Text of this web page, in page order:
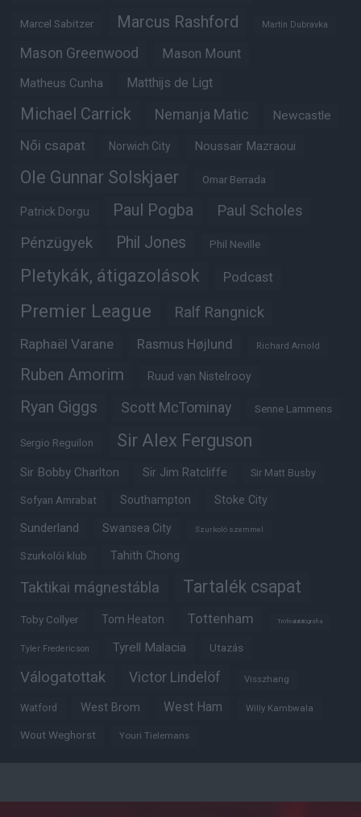
Marcel Sabitzer Marcus Rashford Martin Dubravka
Mason Greenwood Mason Mount
Matheus Cunha Matthijs de Ligt
Michael Carrick Nemanja Matic Newcastle
Női csapat Norwich City Noussair Mazraoui
Ole Gunnar Solskjaer Omar Berrada
Patrick Dorgu Paul Pogba Paul Scholes
Pénzügyek Phil Jones Phil Neville
Pletykák, átigazolások Podcast
Premier League Ralf Rangnick
Raphaël Varane Rasmus Højlund Richard Arnold
Ruben Amorim Ruud van Nistelrooy
Ryan Giggs Scott McTominay Senne Lammens
Sergio Reguilon Sir Alex Ferguson
Sir Bobby Charlton Sir Jim Ratcliffe Sir Matt Busby
Sofyan Amrabat Southampton Stoke City
Sunderland Swansea City Szurkoló szemmel
Szurkolói klub Tahith Chong
Taktikai mágnestábla Tartalék csapat
Toby Collyer Tom Heaton Tottenham Trófeabibliográfia
Tyler Fredericson Tyrell Malacia Utazás
Válogatottak Victor Lindelöf Visszhang
Watford West Brom West Ham Willy Kambwala
Wout Weghorst Youri Tielemans